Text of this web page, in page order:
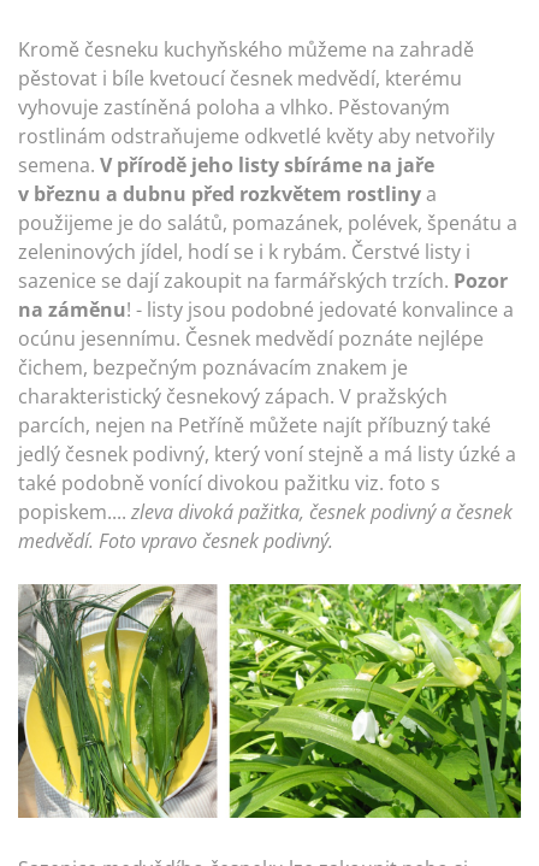
Kromě česneku kuchyňského můžeme na zahradě
pěstovat i bíle kvetoucí česnek medvědí, kterému
vyhovuje zastíněná poloha a vlhko. Pěstovaným
rostlinám odstraňujeme odkvetlé květy aby netvořily
semena. V přírodě jeho listy sbíráme na jaře
v březnu a dubnu před rozkvětem rostlinya
použijeme je do salátů, pomazánek, polévek, špenátu a
zeleninových jídel, hodí se i k rybám. Čerstvé listy i
sazenice se dají zakoupit na farmářských trzích. Pozor
na záměnu! - listy jsou podobné jedovaté konvalince a
ocúnu jesennímu. Česnek medvědí poznáte nejlépe
čichem, bezpečným poznávacím znakem je
charakteristický česnekový zápach. V pražských
parcích, nejen na Petříně můžete najít příbuzný také
jedlý česnek podivný, který voní stejně a má listy úzké a
také podobně vonící divokou pažitku viz. foto s
popiskem.... zleva divoká pažitka, česnek podivný a česnek
medvědí. Foto vpravo česnek podivný.